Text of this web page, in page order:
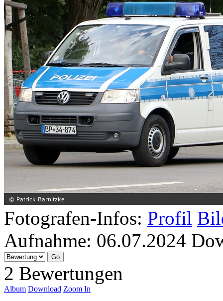
Fotografen-Infos: Profil
Aufnahme: 06.07.2024
2 Bewertungen
Album Download Zoom In